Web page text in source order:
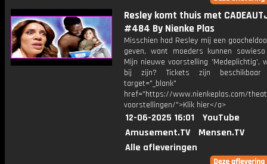
Resley komt thuis met
#484 By Nienke Plas
Misschien had Resley mij een
geven, want moeders kunnen
Mijn nieuwe voorstelling 'Medeplichtig',
bij zijn? Tickets zijn
target="_blank"
href="https://www.nienkeplas.com/
voorstellingen/">Klik hier</a>
12-06-2025 16:01
YouTube
Amusement.TV
Mensen.TV
Alle afleveringen